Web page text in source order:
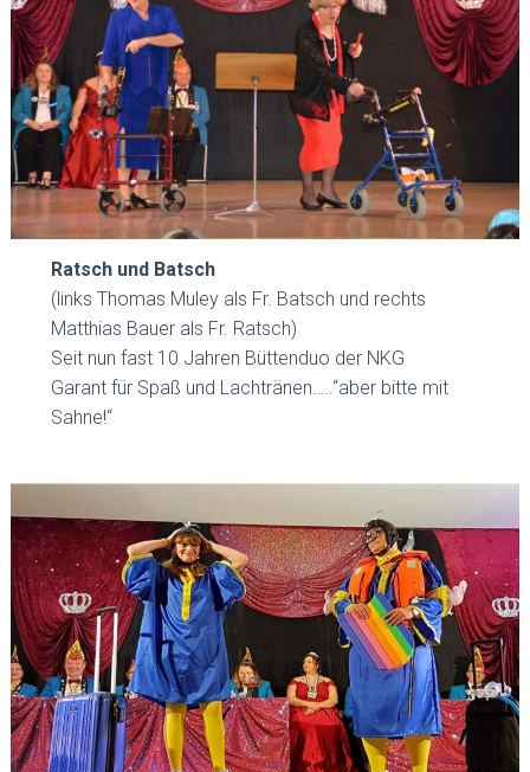
Ratsch und Batsch
(links Thomas Muley als Fr. Batsch und rechts
Matthias Bauer als Fr. Ratsch)
Seit nun fast 10 Jahren Büttenduo der NKG
Garant für Spaß und Lachtränen…..“aber bitte mit
Sahne!“